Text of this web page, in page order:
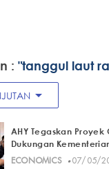
: "tanggul laut
arrow_drop_down
AHY Tegaskan Proyek
Dukungan
ECONOMICS· 07/05/